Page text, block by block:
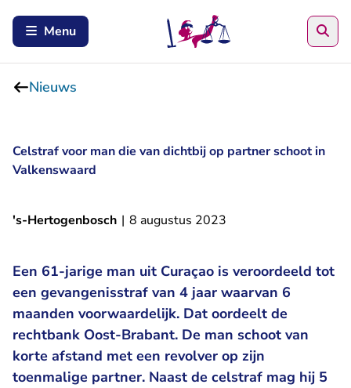
Menu
Nieuws
Celstraf voor man die van dichtbij op partner schoot in
Valkenswaard
's-Hertogenbosch | 8 augustus 2023
Een 61-jarige man uit Curaçao is veroordeeld tot
een gevangenisstraf van 4 jaar waarvan 6
maanden voorwaardelijk. Dat oordeelt de
rechtbank Oost-Brabant. De man schoot van
korte afstand met een revolver op zijn
toenmalige partner. Naast de celstraf mag hij 5